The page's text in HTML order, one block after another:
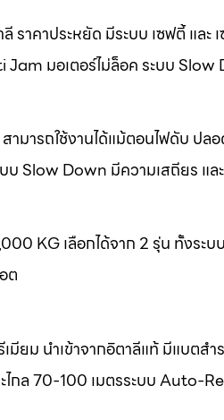
าคาประหยัด มีระบบ เซฟตี้ และ
Jam มอเตอร์ไม่ล็อค ระบบ
ามารถใช้งานได้แม้ตอนไฟดับ ป
Slow Down มีความเสถียร แล
KG เลือกได้จาก 2 รุ่น ทั้งระ
ต
ยม นำเข้าจากอิตาลีแท้ มีแบตสำ
กล 70-100 เมตรระบบ Auto-